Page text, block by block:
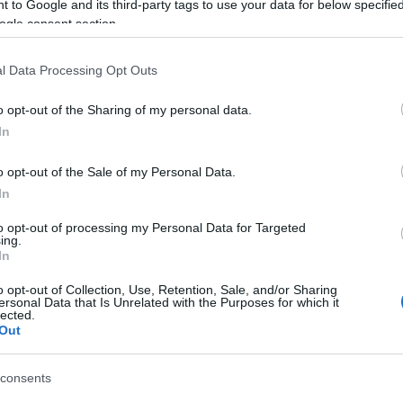
to Google and its third-party tags to use your data for below
consent section.
Data Processing Opt Outs
opt-out of the Sharing of my personal data.
opt-out of the Sale of my Personal Data.
opt-out of processing my Personal Data for Targeted
opt-out of Collection, Use, Retention, Sale, and/or Sharing
Data that Is Unrelated with the Purposes for which it
καρυδάκια πλαστική λαβή
καρυδάκια σταθερά-σπαστά
Δεματικά
Ζγρόμπιες
Πόντες
σας, ενδέχεται να
στοιχεία: